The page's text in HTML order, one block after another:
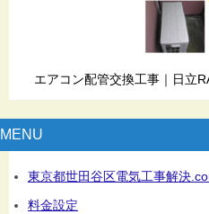
エアコン配管交換工事｜日立
MENU
東京都世田谷区電気工事解決
料金設定